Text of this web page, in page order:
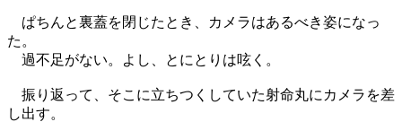
ぱちんと裏蓋を閉じたとき、カメラはあるべき姿になっ
た。
過不足がない。よし、とにとりは呟く。
振り返って、そこに立ちつくしていた射命丸にカメラを差
し出す。